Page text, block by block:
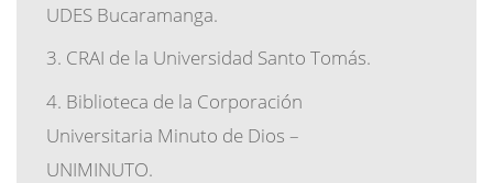
UDES Bucaramanga.
CRAI de la Universidad Santo Tomás.
Biblioteca de la Corporación
Universitaria Minuto de Dios –
UNIMINUTO.